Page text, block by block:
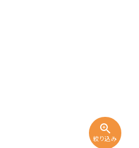
zoom_in
絞り込み